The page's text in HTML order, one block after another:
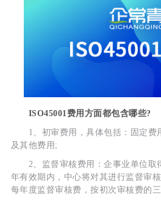
ISO45001费用方面都包含哪些?
1、初审费用，具体包括：固定费
及其他费用;
2、监督审核费用：企事业单位取
年有效期内，中心将对其进行监督审
每年度监督审核费，按初次审核费的